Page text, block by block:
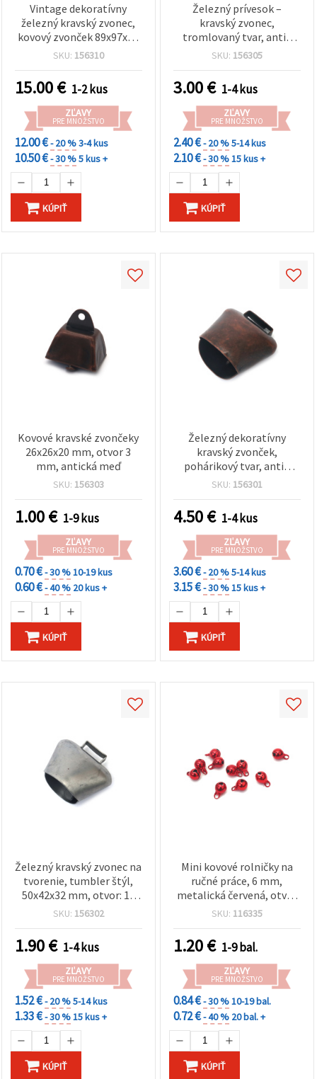
Vintage dekoratívny
železný kravský zvonec,
kovový zvonček 89x97x62
mm, otvor 45 mm,
SKU: 156310
15.00€ 1-2 kus
ZĽAVY
PRE MNOŽSTVO
12.00 €- 20 %3-4 kus
10.50 €- 30 %5 kus +
KÚPIŤ
Železný prívesok –
kravský zvonec,
tromlovaný tvar, antik
bronz, 50x42x32 mm,
SKU: 156305
3.00€ 1-4 kus
ZĽAVY
PRE MNOŽSTVO
2.40 €- 20 %5-14 kus
2.10 €- 30 %15 kus +
KÚPIŤ
Kovové kravské zvončeky
26x26x20 mm, otvor 3
mm, antická meď
SKU: 156303
1.00€ 1-9 kus
ZĽAVY
PRE MNOŽSTVO
0.70 €- 30 %10-19 kus
0.60 €- 40 % 20 kus +
KÚPIŤ
Železný dekoratívny
kravský zvonček,
pohárikový tvar, antik
medená farba / 47x48x34
SKU: 156301
4.50€ 1-4 kus
ZĽAVY
PRE MNOŽSTVO
3.60 €- 20 %5-14 kus
3.15 €- 30 %15 kus +
KÚPIŤ
Železný kravský zvonec na
tvorenie, tumbler štýl,
50x42x32 mm, otvor: 18
mm, strieborná farba
SKU: 156302
1.90€ 1-4 kus
ZĽAVY
PRE MNOŽSTVO
1.52 €- 20 %5-14 kus
1.33 €- 30 %15 kus +
KÚPIŤ
Mini kovové rolničky na
ručné práce, 6 mm,
metalická červená, otvor
1,5 mm, 20 ks – DIY výroba
dekorácie
SKU: 116335
1.20€ 1-9 bal.
ZĽAVY
PRE MNOŽSTVO
0.84 €- 30 %10-19 bal.
0.72 €- 40 % 20 bal. +
KÚPIŤ